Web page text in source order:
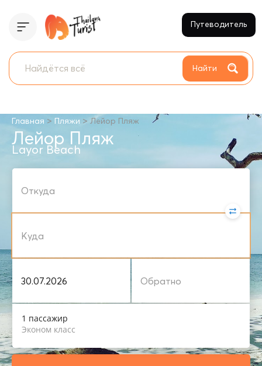
Найти
Путеводитель
Главная > Пляжи > Лейор Пляж
Лейор Пляж
Layor Beach
1 пассажир
Эконом класс